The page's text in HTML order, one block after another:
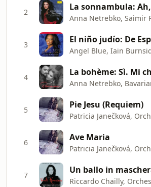
2
3
4
5 Pie Jesu (Requiem)
6 Ave Maria
7